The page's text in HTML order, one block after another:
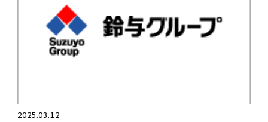
2025.03.12